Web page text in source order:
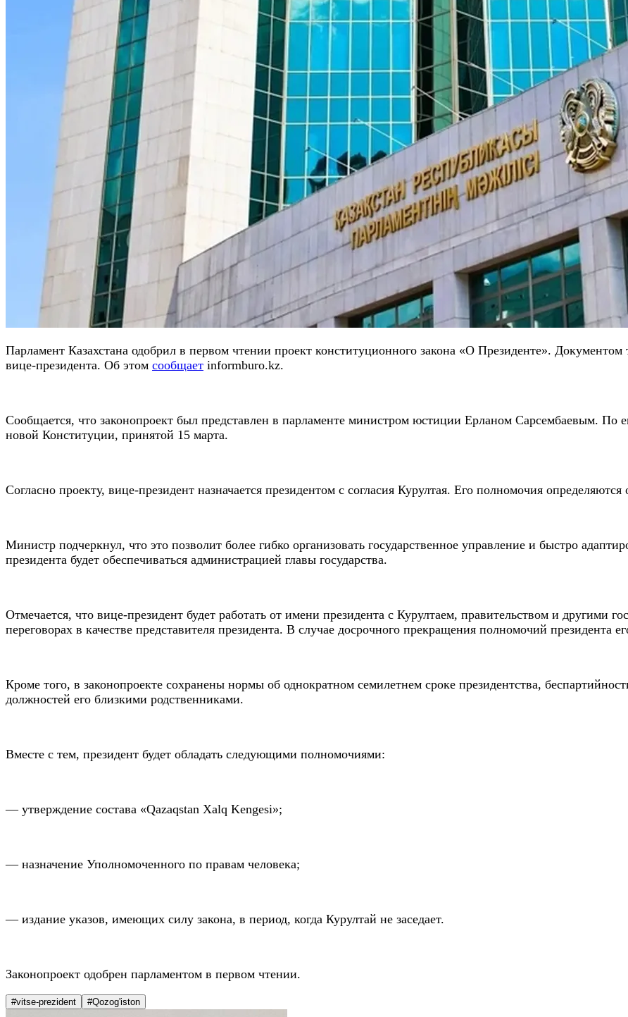
Парламент Казахстана одобрил в первом чтении проект конституционного закона «О Президенте». Документом
вице-президента. Об этом сообщает informburo.kz.
Сообщается, что законопроект был представлен в парламенте министром юстиции Ерланом Сарсембаевым. По
новой Конституции, принятой 15 марта.
Согласно проекту, вице-президент назначается президентом с согласия Курултая. Его полномочия
Министр подчеркнул, что это позволит более гибко организовать государственное управление и быстро
президента будет обеспечиваться администрацией главы государства.
Отмечается, что вице-президент будет работать от имени президента с Курултаем, правительством и другими
переговорах в качестве представителя президента. В случае досрочного прекращения полномочий президента
Кроме того, в законопроекте сохранены нормы об однократном семилетнем сроке президентства,
должностей его близкими родственниками.
Вместе с тем, президент будет обладать следующими полномочиями:
— утверждение состава «Qazaqstan Xalq Kengesi»;
— назначение Уполномоченного по правам человека;
— издание указов, имеющих силу закона, в период, когда Курултай не заседает.
Законопроект одобрен парламентом в первом чтении.
#vitse-prezident #Qozog'iston